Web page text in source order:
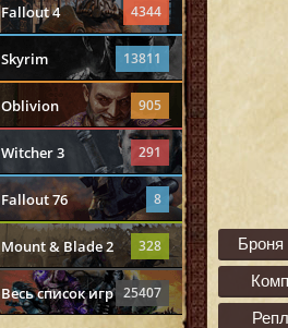
Fallout 4 4344
Skyrim 13811
Oblivion 905
Witcher 3 291
Fallout 76 8
Mount & Blade 2 328
Весь список игр 25407